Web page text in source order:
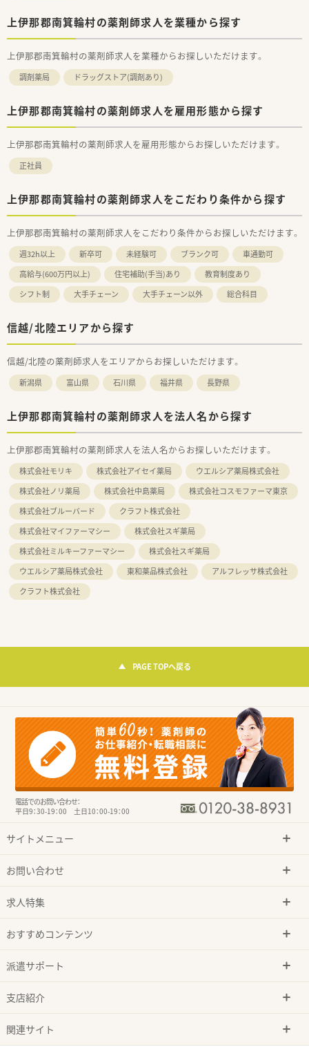
上伊那郡南箕輪村の薬剤師求人を業種から探す
上伊那郡南箕輪村の薬剤師求人を業種からお探しいただけます。
調剤薬局 ドラッグストア(調剤あり)
上伊那郡南箕輪村の薬剤師求人を雇用形態から探す
上伊那郡南箕輪村の薬剤師求人を雇用形態からお探しいただけます。
正社員
上伊那郡南箕輪村の薬剤師求人をこだわり条件から探す
上伊那郡南箕輪村の薬剤師求人をこだわり条件からお探しいただけます。
週32h以上 新卒可 未経験可 ブランク可
車通勤可
高給与(600万円以上)
住宅補助(手当)あり
教育制度あり
シフト制
大手チェーン 大手チェーン以外 総合科目
信越/北陸エリアから探す
信越/北陸の薬剤師求人をエリアからお探しいただけます。
新潟県 富山県 石川県 福井県 長野県
上伊那郡南箕輪村の薬剤師求人を法人名から探す
上伊那郡南箕輪村の薬剤師求人を法人名からお探しいただけます。
株式会社モリキ 株式会社アイセイ薬局
ウエルシア薬局株式会社
株式会社ノリ薬局
株式会社中島薬局
株式会社コスモファーマ東京
株式会社ブルーバード
クラフト株式会社
株式会社マイファーマシー
株式会社スギ薬局
株式会社ミルキーファーマシー
株式会社スギ薬局
ウエルシア薬局株式会社
東和薬品株式会社
アルフレッサ株式会社
クラフト株式会社
PAGE TOPへ戻る
電話でのお問い合わせ：
平日9：30-19：00 土日10：00-19：00
サイトメニュー
お問い合わせ
求人特集
おすすめコンテンツ
派遣サポート
支店紹介
関連サイト